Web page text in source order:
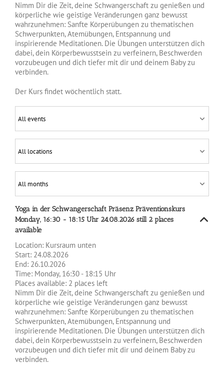
Nimm Dir die Zeit, deine Schwangerschaft zu genießen und
körperliche wie geistige Veränderungen ganz bewusst
wahrzunehmen: Sanfte Körperübungen zu thematischen
Schwerpunkten, Atemübungen, Entspannung und
inspirierende Meditationen. Die Übungen unterstützen dich
dabei, dein Körperbewusstsein zu verfeinern, Beschwerden
vorzubeugen und dich tiefer mit dir und deinem Baby zu
verbinden.
Der Kurs findet wöchentlich statt.
Yoga in der Schwangerschaft Präsenz Präventionskurs
Monday, 16:30 - 18:15 Uhr 24.08.2026 still 2 places
available
Location: Kursraum unten
Start: 24.08.2026
End: 26.10.2026
Time: Monday, 16:30 - 18:15 Uhr
Places available: 2 places left
Nimm Dir die Zeit, deine Schwangerschaft zu genießen und
körperliche wie geistige Veränderungen ganz bewusst
wahrzunehmen: Sanfte Körperübungen zu thematischen
Schwerpunkten, Atemübungen, Entspannung und
inspirierende Meditationen. Die Übungen unterstützen dich
dabei, dein Körperbewusstsein zu verfeinern, Beschwerden
vorzubeugen und dich tiefer mit dir und deinem Baby zu
verbinden.